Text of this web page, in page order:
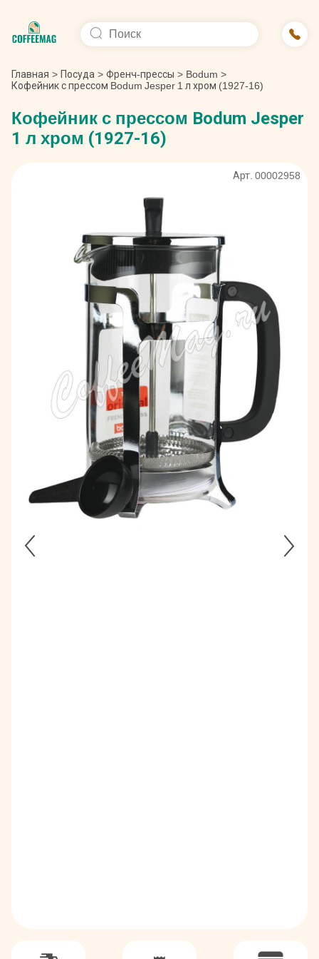
Главная > Посуда > Френч-прессы > Bodum >
Кофейник с прессом Bodum Jesper 1 л хром (1927-16)
Кофейник с прессом Bodum Jesper
1 л хром (1927-16)
Арт. 00002958